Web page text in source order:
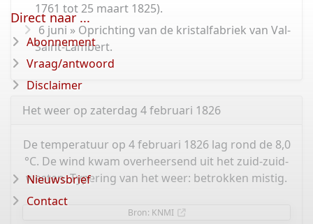
1761 tot 25 maart 1825).
6 juni » Oprichting van de kristalfabriek van Val-
Saint-Lambert.
Het weer op zaterdag 4 februari 1826
De temperatuur op 4 februari 1826 lag rond de 8,0
°C. De wind kwam overheersend uit het zuid-zuid-
westen. Typering van het weer: betrokken mistig.
Bron: KNMI
Direct naar ...
Abonnement
Vraag/antwoord
Disclaimer
Nieuwsbrief
Contact